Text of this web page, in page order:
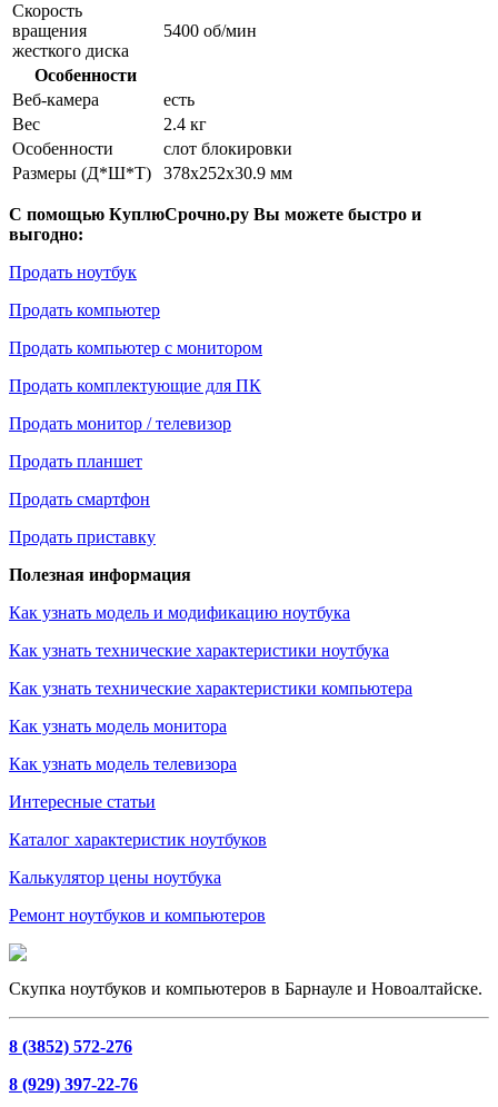
Скорость
вращения
жесткого диска
5400 об/мин
Особенности
Веб-камера
есть
Вес
2.4 кг
Особенности
слот блокировки
Размеры (Д*Ш*Т)
378x252x30.9 мм
С помощью КуплюСрочно.ру Вы можете быстро и
выгодно:
Продать ноутбук
Продать компьютер
Продать компьютер с монитором
Продать комплектующие для ПК
Продать монитор / телевизор
Продать планшет
Продать смартфон
Продать приставку
Полезная информация
Как узнать модель и модификацию ноутбука
Как узнать технические характеристики ноутбука
Как узнать технические характеристики компьютера
Как узнать модель монитора
Как узнать модель телевизора
Интересные статьи
Каталог характеристик ноутбуков
Калькулятор цены ноутбука
Ремонт ноутбуков и компьютеров
Скупка ноутбуков и компьютеров в Барнауле и Новоалтайске.
8 (3852) 572-276
8 (929) 397-22-76